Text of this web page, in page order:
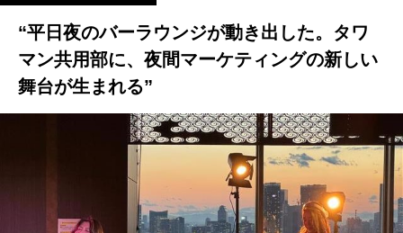
“平日夜のバーラウンジが動き出した。タワ
マン共用部に、夜間マーケティングの新しい
舞台が生まれる”